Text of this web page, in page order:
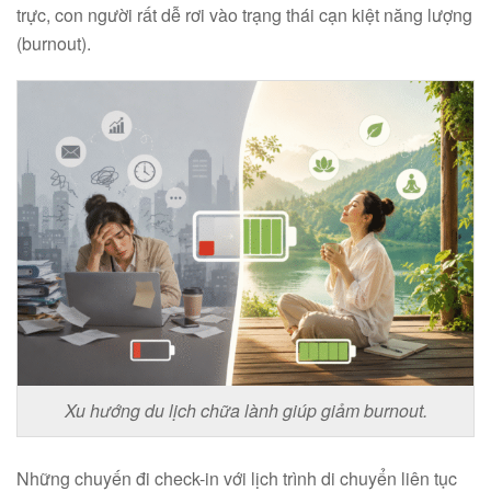
trực, con người rất dễ rơi vào trạng thái cạn kiệt năng lượng
(burnout).
Xu hướng du lịch chữa lành giúp giảm burnout.
Những chuyến đi check-in với lịch trình di chuyển liên tục